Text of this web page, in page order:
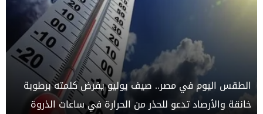
الطقس اليوم في مصر.. صيف يوليو يفرض كلمته برطوبة
خانقة والأرصاد تدعو للحذر من الحرارة في ساعات الذروة